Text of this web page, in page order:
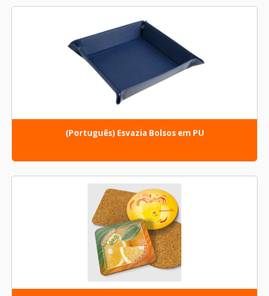
(Português) Esvazia Bolsos em PU